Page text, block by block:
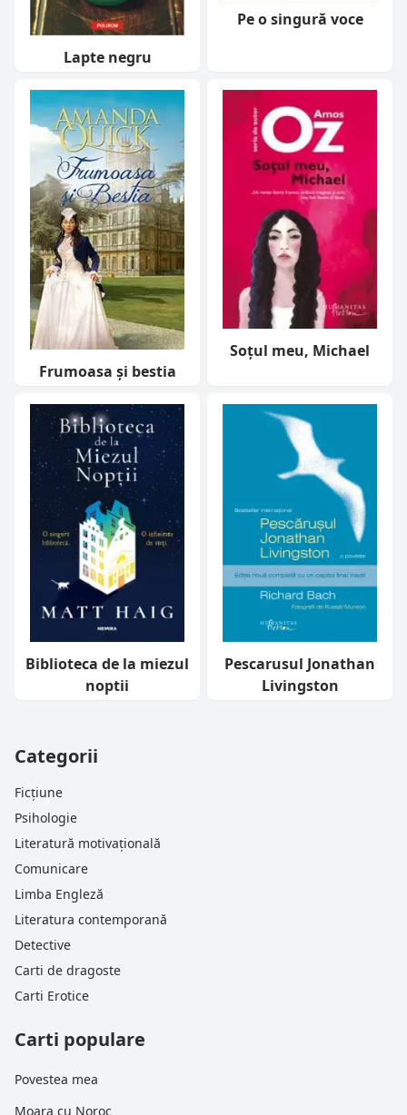
Lapte negru
Pe o singură voce
Frumoasa și bestia
Soţul meu, Michael
Biblioteca de la miezul
noptii
Pescarusul Jonathan
Livingston
Categorii
Ficțiune
Psihologie
Literatură motivațională
Comunicare
Limba Engleză
Literatura contemporană
Detective
Carti de dragoste
Carti Erotice
Carti populare
Povestea mea
Moara cu Noroc